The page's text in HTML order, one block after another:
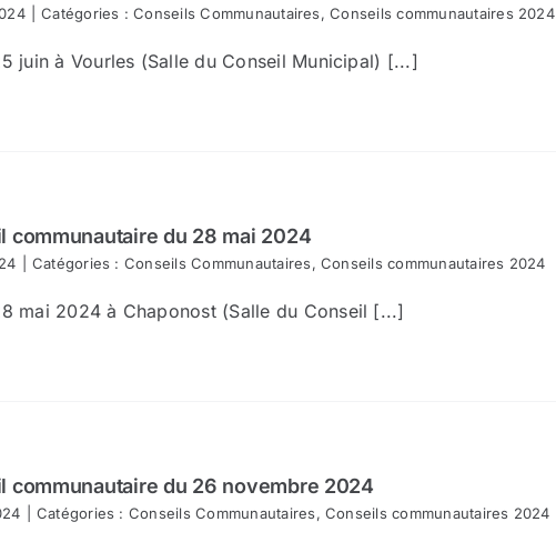
Catégories :Conseils Communautaires,Conseils communautaires 2024
juin à Vourles (Salle du Conseil Municipal) [...]
communautaire du 28 mai 2024
Catégories : Conseils Communautaires, Conseils communautaires 2024
mai 2024 à Chaponost (Salle du Conseil [...]
communautaire du 26 novembre 2024
Catégories : Conseils Communautaires, Conseils communautaires 2024